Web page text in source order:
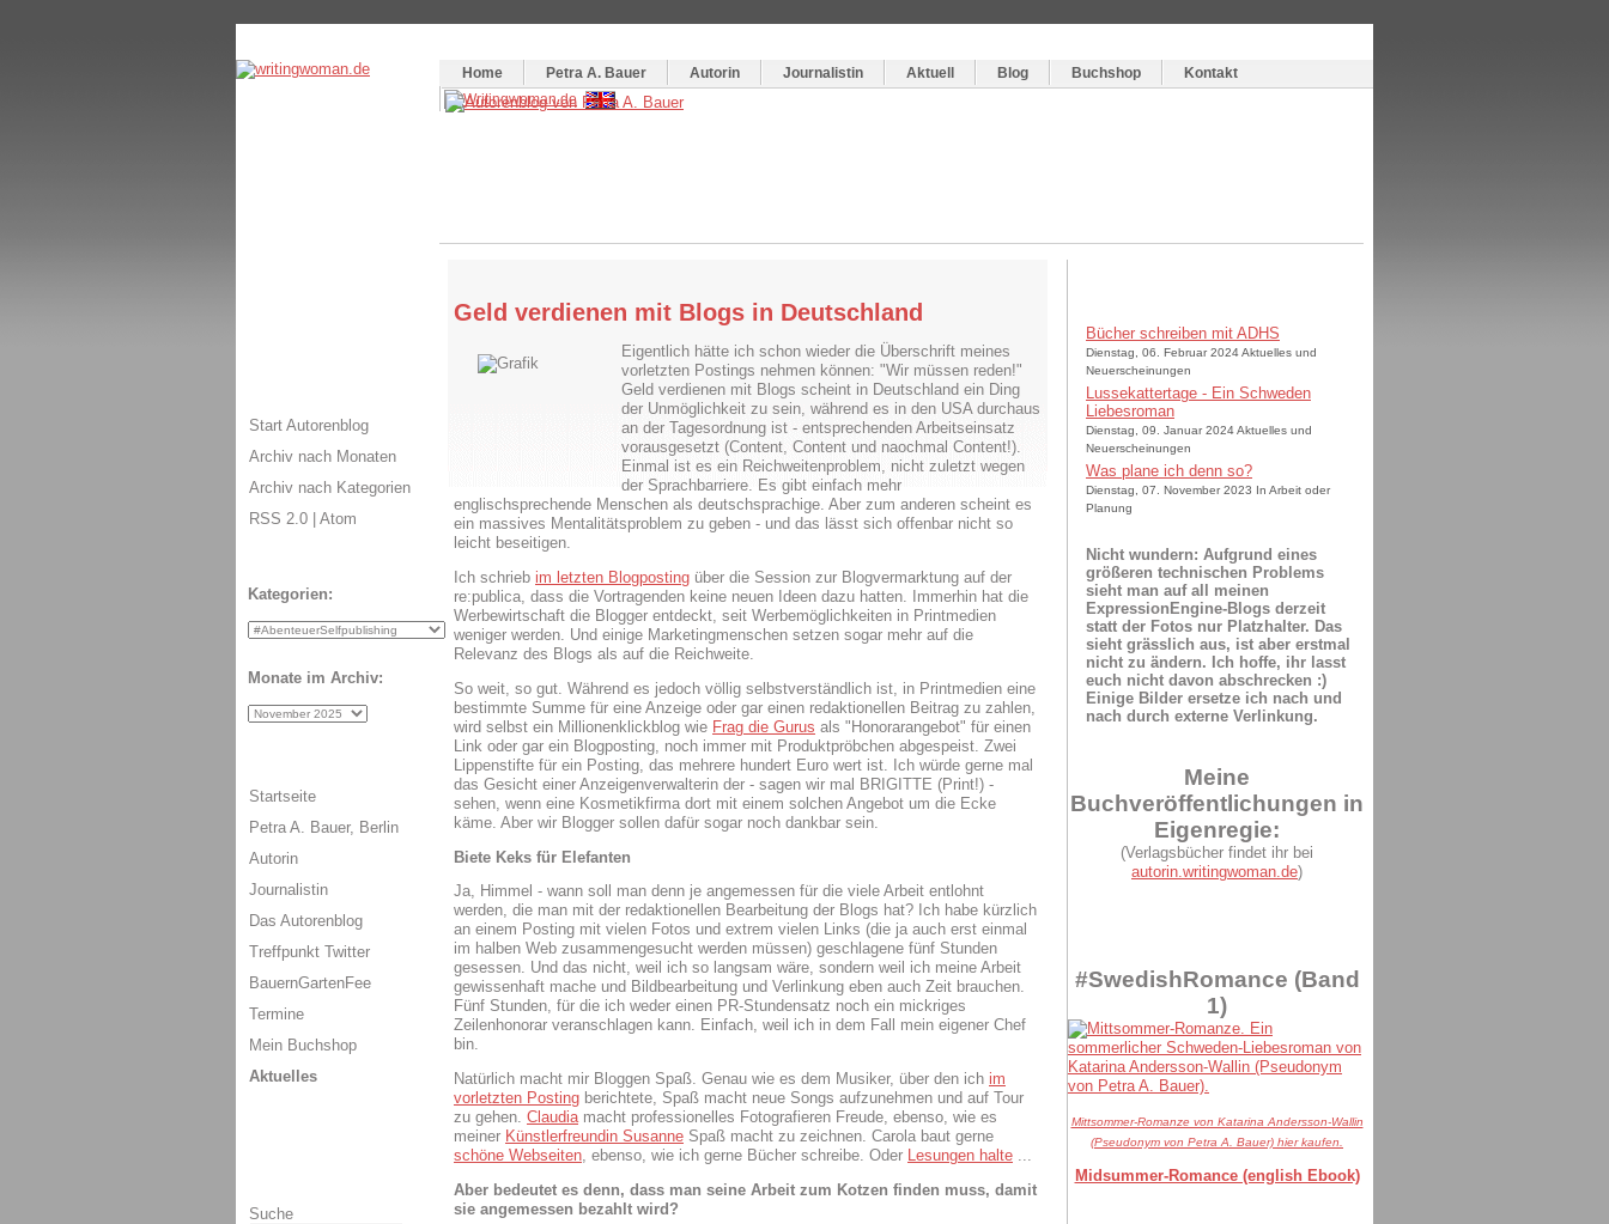
Home
Petra A. Bauer Autorin Journalistin Aktuell Blog Buchshop Kontakt
Geld verdienen mit Blogs in Deutschland
Eigentlich hätte ich schon wieder die Überschrift meines
vorletzten Postings nehmen können: "Wir müssen reden!"
Geld verdienen mit Blogs scheint in Deutschland ein Ding
der Unmöglichkeit zu sein, während es in den USA durchaus
an der Tagesordnung ist - entsprechenden Arbeitseinsatz
vorausgesetzt (Content, Content und naochmal Content!).
Einmal ist es ein Reichweitenproblem, nicht zuletzt wegen
der Sprachbarriere. Es gibt einfach mehr
englischsprechende Menschen als deutschsprachige. Aber zum anderen scheint es
ein massives Mentalitätsproblem zu geben - und das lässt sich offenbar nicht so
leicht beseitigen.
Ich schrieb im letzten Blogposting über die Session zur Blogvermarktung auf der
re:publica, dass die Vortragenden keine neuen Ideen dazu hatten. Immerhin hat die
Werbewirtschaft die Blogger entdeckt, seit Werbemöglichkeiten in Printmedien
weniger werden. Und einige Marketingmenschen setzen sogar mehr auf die
Relevanz des Blogs als auf die Reichweite.
So weit, so gut. Während es jedoch völlig selbstverständlich ist, in Printmedien eine
bestimmte Summe für eine Anzeige oder gar einen redaktionellen Beitrag zu zahlen,
wird selbst ein Millionenklickblog wie Frag die Gurus als "Honorarangebot" für einen
Link oder gar ein Blogposting, noch immer mit Produktpröbchen abgespeist. Zwei
Lippenstifte für ein Posting, das mehrere hundert Euro wert ist. Ich würde gerne mal
das Gesicht einer Anzeigenverwalterin der - sagen wir mal BRIGITTE (Print!) -
sehen, wenn eine Kosmetikfirma dort mit einem solchen Angebot um die Ecke
käme. Aber wir Blogger sollen dafür sogar noch dankbar sein.
Biete Keks für Elefanten
Ja, Himmel - wann soll man denn je angemessen für die viele Arbeit entlohnt
werden, die man mit der redaktionellen Bearbeitung der Blogs hat? Ich habe kürzlich
an einem Posting mit vielen Fotos und extrem vielen Links (die ja auch erst einmal
im halben Web zusammengesucht werden müssen) geschlagene fünf Stunden
gesessen. Und das nicht, weil ich so langsam wäre, sondern weil ich meine Arbeit
gewissenhaft mache und Bildbearbeitung und Verlinkung eben auch Zeit brauchen.
Fünf Stunden, für die ich weder einen PR-Stundensatz noch ein mickriges
Zeilenhonorar veranschlagen kann. Einfach, weil ich in dem Fall mein eigener Chef
bin.
Natürlich macht mir Bloggen Spaß. Genau wie es dem Musiker, über den ich im
vorletzten Posting berichtete, Spaß macht neue Songs aufzunehmen und auf Tour
zu gehen. Claudiamacht professionelles Fotografieren Freude, ebenso, wie es
meiner Künstlerfreundin Susanne Spaß macht zu zeichnen. Carola baut gerne
schöne Webseiten, ebenso, wie ich gerne Bücher schreibe. Oder Lesungen halte ...
Aber bedeutet es denn, dass man seine Arbeit zum Kotzen finden muss, damit
sie angemessen bezahlt wird?
Bücher schreiben mit ADHS
Dienstag, 06. Februar 2024 Aktuelles und
Neuerscheinungen
Lussekattertage - Ein Schweden
Liebesroman
Dienstag, 09. Januar 2024 Aktuelles und
Neuerscheinungen
Was plane ich denn so?
Dienstag, 07. November 2023 In Arbeit oder
Planung
Nicht wundern: Aufgrund eines
größeren technischen Problems
sieht man auf all meinen
ExpressionEngine-Blogs derzeit
statt der Fotos nur Platzhalter. Das
sieht grässlich aus, ist aber erstmal
nicht zu ändern. Ich hoffe, ihr lasst
euch nicht davon abschrecken :)
Einige Bilder ersetze ich nach und
nach durch externe Verlinkung.
Meine
Buchveröffentlichungen in
Eigenregie:
(Verlagsbücher findet ihr bei
autorin.writingwoman.de)
#SwedishRomance (Band
1)
Mittsommer-Romanze von Katarina Andersson-Wallin
(Pseudonym von Petra A. Bauer) hier kaufen.
Midsummer-Romance (english Ebook)
Start Autorenblog
Archiv nach Monaten
Archiv nach Kategorien
RSS 2.0 | Atom
Kategorien:
Monate im Archiv:
Startseite
Petra A. Bauer, Berlin
Autorin
Journalistin
Das Autorenblog
Treffpunkt Twitter
BauernGartenFee
Termine
Mein Buchshop
Aktuelles
Suche